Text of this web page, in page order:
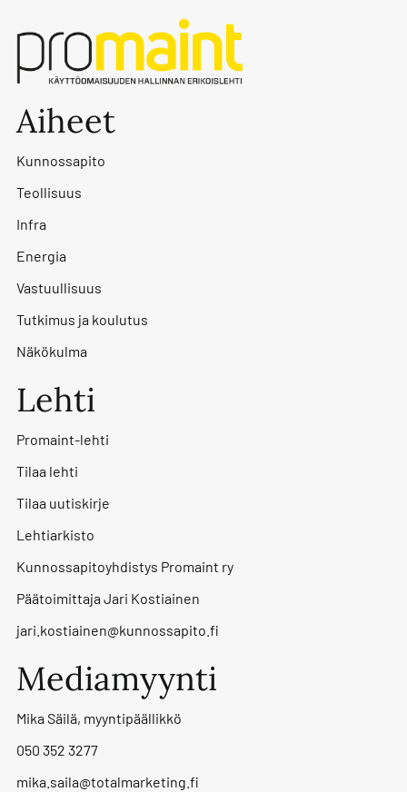
Aiheet
Kunnossapito
Teollisuus
Infra
Energia
Vastuullisuus
Tutkimus ja koulutus
Näkökulma
Lehti
Promaint-lehti
Tilaa lehti
Tilaa uutiskirje
Lehtiarkisto
Kunnossapitoyhdistys Promaint ry
Päätoimittaja Jari Kostiainen
jari.kostiainen@kunnossapito.fi
Mediamyynti
Mika Säilä, myyntipäällikkö
050 352 3277
mika.saila@totalmarketing.fi